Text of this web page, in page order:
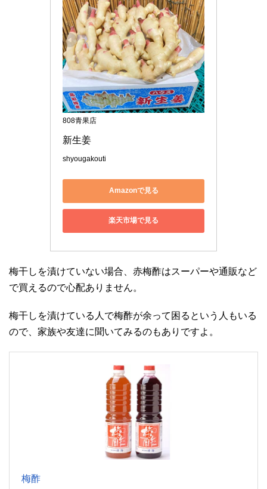
808青果店
新生姜
shyougakouti
Amazonで見る
楽天市場で見る
梅干しを漬けていない場合、赤梅酢はスーパーや通販など
で買えるので心配ありません。
梅干しを漬けている人で梅酢が余って困るという人もいる
ので、家族や友達に聞いてみるのもありですよ。
梅酢